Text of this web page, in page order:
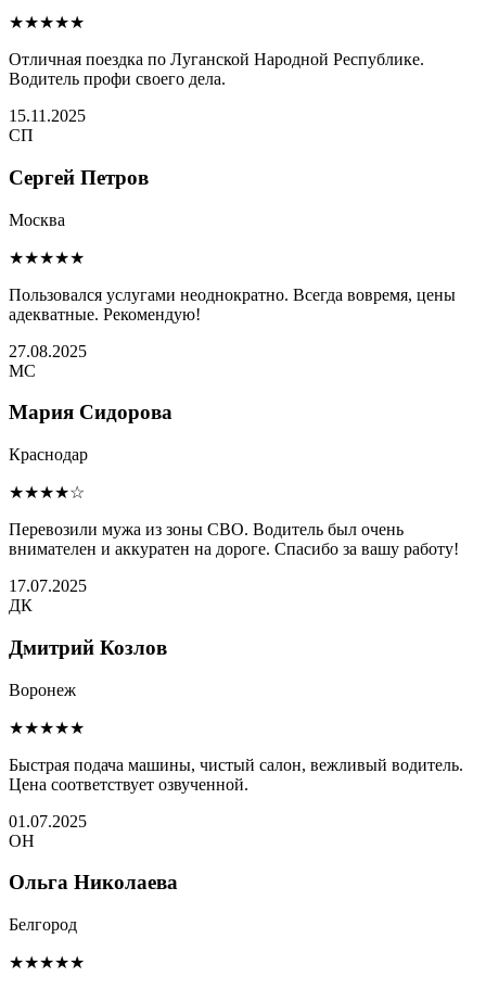
★★★★★
Отличная поездка по Луганской Народной Республике.
Водитель профи своего дела.
15.11.2025
СП
Сергей Петров
Москва
★★★★★
Пользовался услугами неоднократно. Всегда вовремя, цены
адекватные. Рекомендую!
27.08.2025
МС
Мария Сидорова
Краснодар
★★★★☆
Перевозили мужа из зоны СВО. Водитель был очень
внимателен и аккуратен на дороге. Спасибо за вашу работу!
17.07.2025
ДК
Дмитрий Козлов
Воронеж
★★★★★
Быстрая подача машины, чистый салон, вежливый водитель.
Цена соответствует озвученной.
01.07.2025
ОН
Ольга Николаева
Белгород
★★★★★